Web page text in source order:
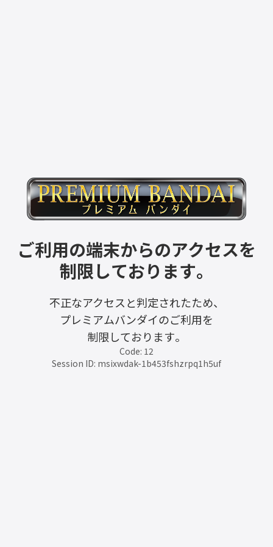
ご利用の端末からのアクセスを
制限しております。
不正なアクセスと判定されたため、
プレミアムバンダイのご利用を
制限しております。
Code: 12
Session ID: msixwdak-1b453fshzrpq1h5uf